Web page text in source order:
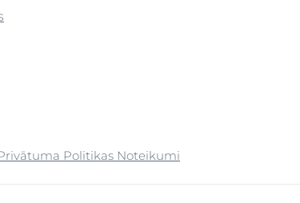
Politikas Noteikumi